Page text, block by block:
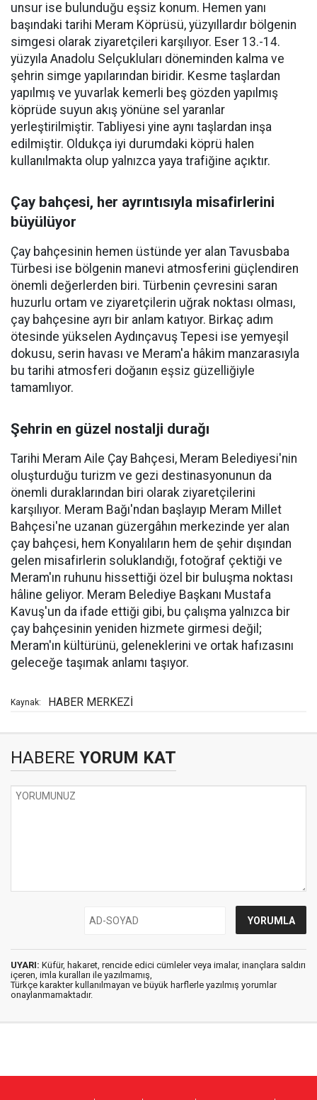
unsur ise bulunduğu eşsiz konum. Hemen yanı
başındaki tarihi Meram Köprüsü, yüzyıllardır bölgenin
simgesi olarak ziyaretçileri karşılıyor. Eser 13.-14.
yüzyıla Anadolu Selçukluları döneminden kalma ve
şehrin simge yapılarından biridir. Kesme taşlardan
yapılmış ve yuvarlak kemerli beş gözden yapılmış
köprüde suyun akış yönüne sel yaranlar
yerleştirilmiştir. Tabliyesi yine aynı taşlardan inşa
edilmiştir. Oldukça iyi durumdaki köprü halen
kullanılmakta olup yalnızca yaya trafiğine açıktır.
Çay bahçesi, her ayrıntısıyla misafirlerini
büyülüyor
Çay bahçesinin hemen üstünde yer alan Tavusbaba
Türbesi ise bölgenin manevi atmosferini güçlendiren
önemli değerlerden biri. Türbenin çevresini saran
huzurlu ortam ve ziyaretçilerin uğrak noktası olması,
çay bahçesine ayrı bir anlam katıyor. Birkaç adım
ötesinde yükselen Aydınçavuş Tepesi ise yemyeşil
dokusu, serin havası ve Meram'a hâkim manzarasıyla
bu tarihi atmosferi doğanın eşsiz güzelliğiyle
tamamlıyor.
Şehrin en güzel nostalji durağı
Tarihi Meram Aile Çay Bahçesi, Meram Belediyesi'nin
oluşturduğu turizm ve gezi destinasyonunun da
önemli duraklarından biri olarak ziyaretçilerini
karşılıyor. Meram Bağı'ndan başlayıp Meram Millet
Bahçesi'ne uzanan güzergâhın merkezinde yer alan
çay bahçesi, hem Konyalıların hem de şehir dışından
gelen misafirlerin soluklandığı, fotoğraf çektiği ve
Meram'ın ruhunu hissettiği özel bir buluşma noktası
hâline geliyor. Meram Belediye Başkanı Mustafa
Kavuş'un da ifade ettiği gibi, bu çalışma yalnızca bir
çay bahçesinin yeniden hizmete girmesi değil;
Meram'ın kültürünü, geleneklerini ve ortak hafızasını
geleceğe taşımak anlamı taşıyor.
Kaynak: HABER MERKEZİ
HABERE YORUM KAT
UYARI: Küfür, hakaret, rencide edici cümleler veya imalar, inançlara saldırı
içeren, imla kuralları ile yazılmamış,
Türkçe karakter kullanılmayan ve büyük harflerle yazılmış yorumlar
onaylanmamaktadır.